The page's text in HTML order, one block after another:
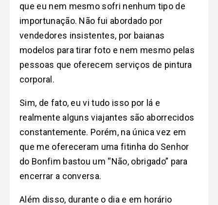
que eu nem mesmo sofri nenhum tipo de
importunação. Não fui abordado por
vendedores insistentes, por baianas
modelos para tirar foto e nem mesmo pelas
pessoas que oferecem serviços de pintura
corporal.
Sim, de fato, eu vi tudo isso por lá e
realmente alguns viajantes são aborrecidos
constantemente. Porém, na única vez em
que me ofereceram uma fitinha do Senhor
do Bonfim bastou um “Não, obrigado” para
encerrar a conversa.
Além disso, durante o dia e em horário